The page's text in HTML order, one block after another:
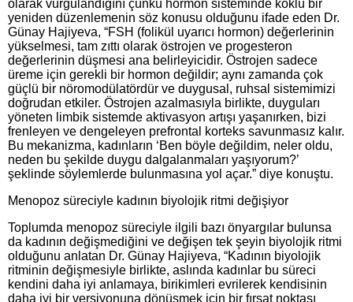
olarak vurgulandığını çünkü hormon sisteminde köklü bir
yeniden düzenlemenin söz konusu olduğunu ifade eden Dr.
Günay Hajiyeva, “FSH (folikül uyarıcı hormon) değerlerinin
yükselmesi, tam zıttı olarak östrojen ve progesteron
değerlerinin düşmesi ana belirleyicidir. Östrojen sadece
üreme için gerekli bir hormon değildir; aynı zamanda çok
güçlü bir nöromodülatördür ve duygusal, ruhsal sistemimizi
doğrudan etkiler. Östrojen azalmasıyla birlikte, duyguları
yöneten limbik sistemde aktivasyon artışı yaşanırken, bizi
frenleyen ve dengeleyen prefrontal korteks savunmasız kalır.
Bu mekanizma, kadınların ‘Ben böyle değildim, neler oldu,
neden bu şekilde duygu dalgalanmaları yaşıyorum?’
şeklinde söylemlerde bulunmasına yol açar.” diye konuştu.
Menopoz süreciyle kadının biyolojik ritmi değişiyor
Toplumda menopoz süreciyle ilgili bazı önyargılar bulunsa
da kadının değişmediğini ve değişen tek şeyin biyolojik ritmi
olduğunu anlatan Dr. Günay Hajiyeva, “Kadının biyolojik
ritminin değişmesiyle birlikte, aslında kadınlar bu süreci
kendini daha iyi anlamaya, birikimleri evrilerek kendisinin
daha iyi bir versiyonuna dönüşmek için bir fırsat noktası